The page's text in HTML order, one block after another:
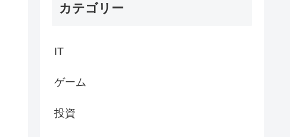
カテゴリー
IT
ゲーム
投資